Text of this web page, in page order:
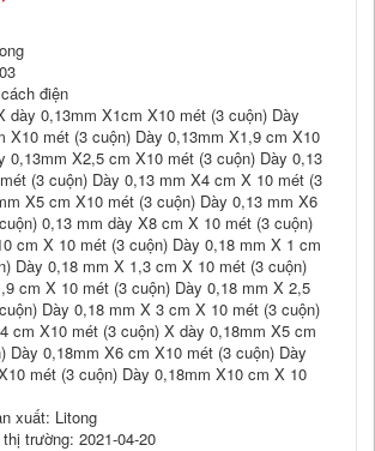
điện
dày 0,13mm X1cm X10 mét (3 cuộn) Dày
X10 mét (3 cuộn) Dày 0,13mm X1,9 cm X10
0,13mm X2,5 cm X10 mét (3 cuộn) Dày 0,13
(3 cuộn) Dày 0,13 mm X4 cm X 10 mét (3
X5 cm X10 mét (3 cuộn) Dày 0,13 mm X6
0,13 mm dày X8 cm X 10 mét (3 cuộn)
cm X 10 mét (3 cuộn) Dày 0,18 mm X 1 cm
Dày 0,18 mm X 1,3 cm X 10 mét (3 cuộn)
cm X 10 mét (3 cuộn) Dày 0,18 mm X 2,5
Dày 0,18 mm X 3 cm X 10 mét (3 cuộn)
cm X10 mét (3 cuộn) X dày 0,18mm X5 cm
Dày 0,18mm X6 cm X10 mét (3 cuộn) Dày
mét (3 cuộn) Dày 0,18mm X10 cm X 10
xuất: Litong
trường: 2021-04-20